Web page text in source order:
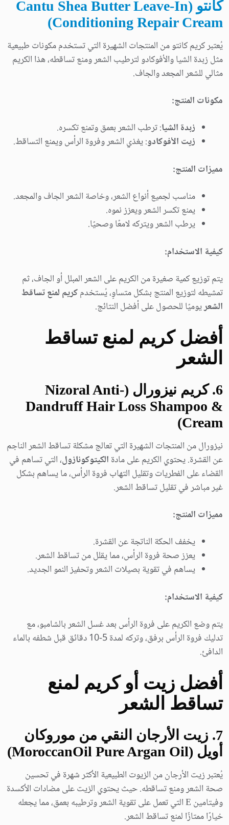
كانتو (Cantu Shea Butter Leave-In
Conditioning Repair Cream)
يُعتبر كريم كانتو من المنتجات الشهيرة التي تستخدم مكونات طبيعية
مثل زبدة الشيا والأفوكادو لترطيب الشعر ومنع تساقطه، هذا الكريم
مثالي للشعر المجعد والجاف.
مكونات المنتج:
زبدة الشيا: ترطب الشعر بعمق وتمنع تكسره.
زيت الأفوكادو: يغذي الشعر وفروة الرأس ويمنع التساقط.
مميزات المنتج:
مناسب لجميع أنواع الشعر، وخاصة الشعر الجاف والمجعد.
يمنع تكسر الشعر ويعزز نموه.
يرطب الشعر ويتركه لامعًا وصحيًا.
كيفية الاستخدام:
يتم توزيع كمية صغيرة من الكريم على الشعر المبلل أو الجاف، ثم
تمشيطه لتوزيع المنتج بشكل متساوٍ، يُستخدمكريم لمنع تساقط
الشعريوميًا للحصول على أفضل النتائج.
أفضل كريم لمنع تساقط
الشعر
6
. كريم نيزورال (Nizoral Anti-
Dandruff Hair Loss Shampoo &
Cream)
نيزورال من المنتجات الشهيرة التي تعالج مشكلة تساقط الشعر الناجم
عن القشرة. يحتوي الكريم على مادة الكيتوكونازول، التي تساهم في
القضاء على الفطريات وتقليل التهاب فروة الرأس، ما يساهم بشكل
غير مباشر في تقليل تساقط الشعر.
مميزات المنتج:
يخفف الحكة الناتجة عن القشرة.
يعزز صحة فروة الرأس، مما يقلل من تساقط الشعر.
يساهم في تقوية بصيلات الشعر وتحفيز النمو الجديد.
كيفية الاستخدام:
يتم وضع الكريم على فروة الرأس بعد غسل الشعر بالشامبو، مع
تدليك فروة الرأس برفق، وتركه لمدة 5-10 دقائق قبل شطفه بالماء
الدافئ.
أفضل زيت أو كريم لمنع
تساقط الشعر
7. زيت الأرجان النقي من موروكان
أويل (MoroccanOil Pure Argan Oil)
يُعتبر زيت الأرجان من الزيوت الطبيعية الأكثر شهرة في تحسين
صحة الشعر ومنع تساقطه. حيث يحتوي الزيت على مضادات الأكسدة
وفيتامين E التي تعمل على تقوية الشعر وترطيبه بعمق، مما يجعله
خيارًا ممتازًا لمنع تساقط الشعر.